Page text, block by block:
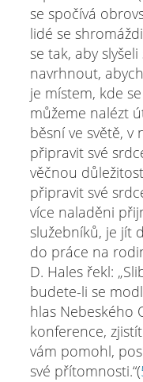
se spočívá
lidé se
se tak, aby
navrhnout,
je místem, kde
můžeme nalézt
běsní ve světě, v
připravit své
věčnou
připravit své
více naladěni
služebníků, je jít
do práce na
D. Hales řekl:
budete-li se
hlas Nebeského
konference,
vám pomohl,
své přítomnosti.“(